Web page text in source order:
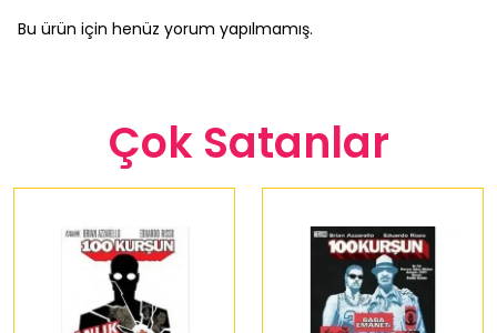
Bu ürün için henüz yorum yapılmamış.
Çok Satanlar